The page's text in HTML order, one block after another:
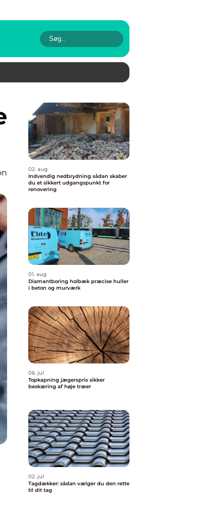
02. aug
Indvendig nedbrydning sådan skaber
du et sikkert udgangspunkt for
renovering
01. aug
Diamantboring holbæk præcise huller
i beton og murværk
06. jul
Topkapning jægerspris sikker
beskæring af høje træer
02. jul
Tagdækker: sådan vælger du den rette
til dit tag